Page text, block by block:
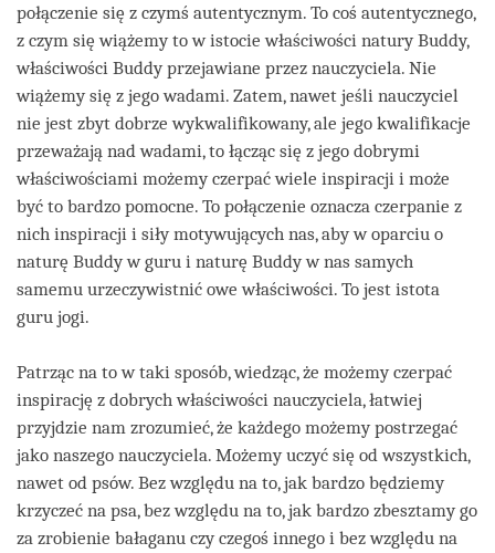
połączenie się z czymś autentycznym. To coś autentycznego,
z czym się wiążemy to w istocie właściwości natury Buddy,
właściwości Buddy przejawiane przez nauczyciela. Nie
wiążemy się z jego wadami. Zatem, nawet jeśli nauczyciel
nie jest zbyt dobrze wykwalifikowany, ale jego kwalifikacje
przeważają nad wadami, to łącząc się z jego dobrymi
właściwościami możemy czerpać wiele inspiracji i może
być to bardzo pomocne. To połączenie oznacza czerpanie z
nich inspiracji i siły motywujących nas, aby w oparciu o
naturę Buddy w guru i naturę Buddy w nas samych
samemu urzeczywistnić owe właściwości. To jest istota
guru jogi.
Patrząc na to w taki sposób, wiedząc, że możemy czerpać
inspirację z dobrych właściwości nauczyciela, łatwiej
przyjdzie nam zrozumieć, że każdego możemy postrzegać
jako naszego nauczyciela. Możemy uczyć się od wszystkich,
nawet od psów. Bez względu na to, jak bardzo będziemy
krzyczeć na psa, bez względu na to, jak bardzo zbesztamy go
za zrobienie bałaganu czy czegoś innego i bez względu na